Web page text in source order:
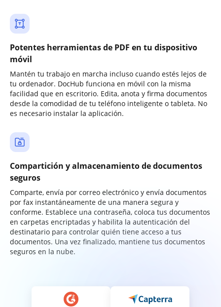
Potentes herramientas de PDF en tu dispositivo
móvil
Mantén tu trabajo en marcha incluso cuando estés lejos de
tu ordenador. DocHub funciona en móvil con la misma
facilidad que en escritorio. Edita, anota y firma documentos
desde la comodidad de tu teléfono inteligente o tableta. No
es necesario instalar la aplicación.
Compartición y almacenamiento de documentos
seguros
Comparte, envía por correo electrónico y envía documentos
por fax instantáneamente de una manera segura y
conforme. Establece una contraseña, coloca tus documentos
en carpetas encriptadas y habilita la autenticación del
destinatario para controlar quién tiene acceso a tus
documentos. Una vez finalizado, mantiene tus documentos
seguros en la nube.